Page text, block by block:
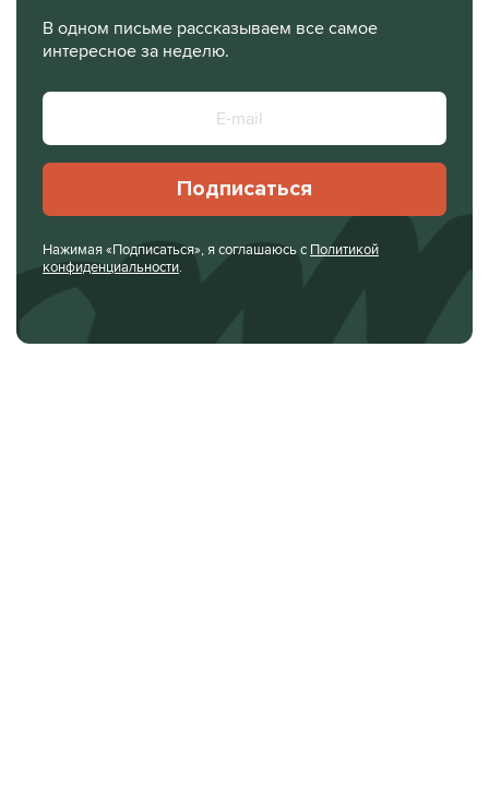
В одном письме рассказываем все самое
интересное за неделю.
Подписаться
Нажимая «Подписаться», я соглашаюсь с Политикой
конфиденциальности.